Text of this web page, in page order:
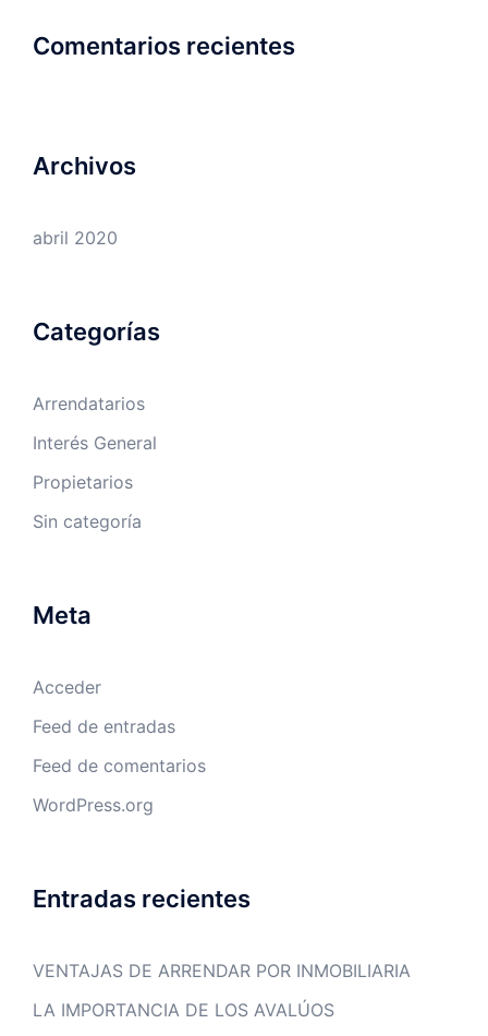
Comentarios recientes
Archivos
abril 2020
Categorías
Arrendatarios
Interés General
Propietarios
Sin categoría
Meta
Acceder
Feed de entradas
Feed de comentarios
WordPress.org
Entradas recientes
VENTAJAS DE ARRENDAR POR INMOBILIARIA
LA IMPORTANCIA DE LOS AVALÚOS